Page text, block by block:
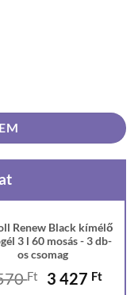
mosás mennyiség
Renew Black kímélő
3 l 60 mosás - 3 db-
os csomag
Ft
Original
3 427 Ft